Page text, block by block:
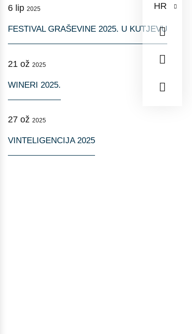
6 lip 2025
FESTIVAL GRAŠEVINE 2025. U KUTJEVU
21 ož 2025
WINERI 2025.
27 ož 2025
VINTELIGENCIJA 2025
HR
English